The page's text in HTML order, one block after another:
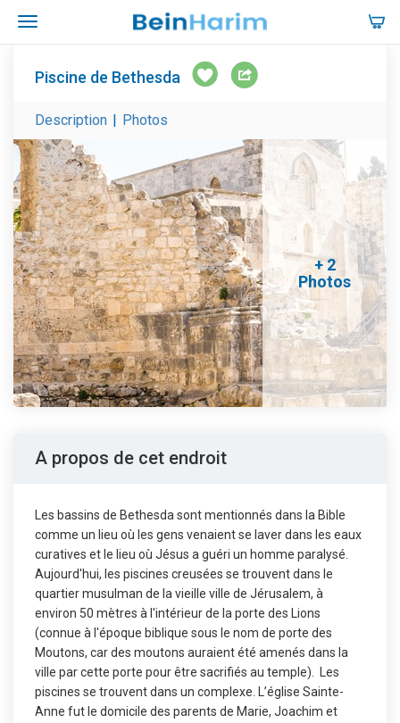
Piscine de Bethesda
Description | Photos
+ 2
Photos
A propos de cet endroit
Les bassins de Bethesda sont mentionnés dans la Bible
comme un lieu où les gens venaient se laver dans les eaux
curatives et le lieu où Jésus a guéri un homme paralysé.
Aujourd'hui, les piscines creusées se trouvent dans le
quartier musulman de la vieille ville de Jérusalem, à
environ 50 mètres à l'intérieur de la porte des Lions
(connue à l'époque biblique sous le nom de porte des
Moutons, car des moutons auraient été amenés dans la
ville par cette porte pour être sacrifiés au temple). Les
piscines se trouvent dans un complexe. L’église Sainte-
Anne fut le domicile des parents de Marie, Joachim et